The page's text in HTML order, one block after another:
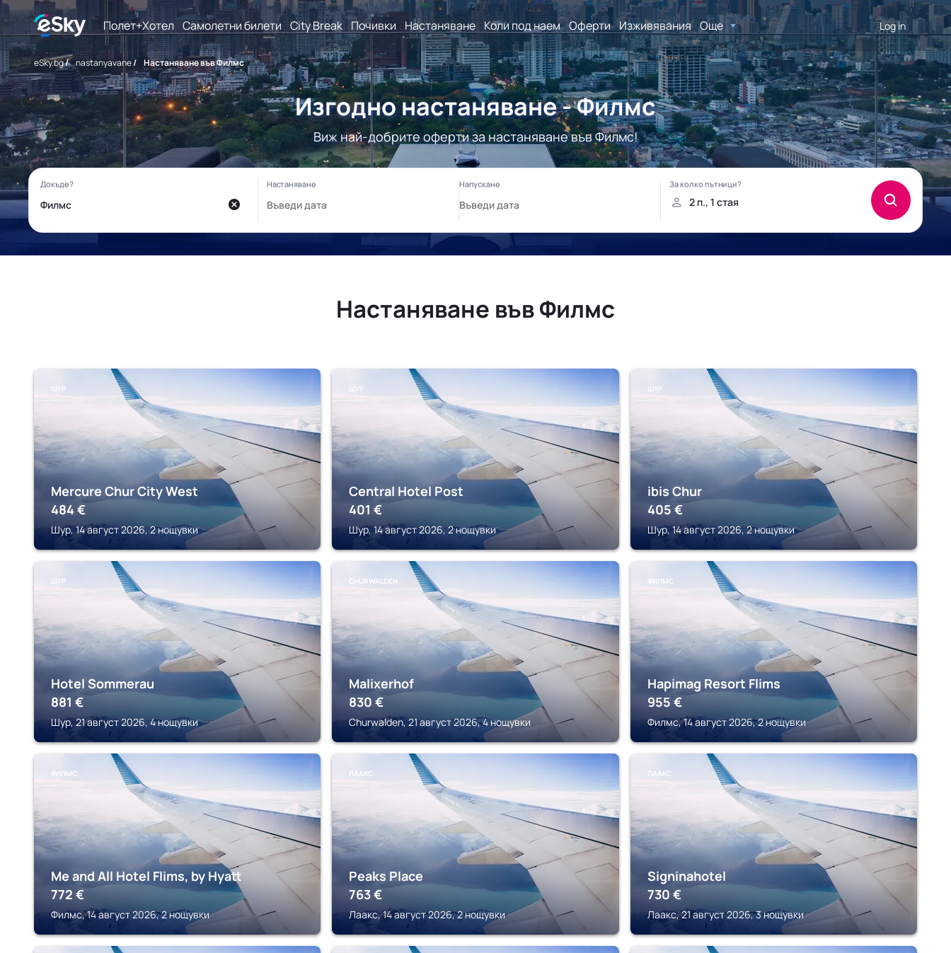
Полет+Хотел Самолетни билети City Break Почивки Настаняване Коли под наем Оферти Изживявания Още Log in
eSky.bg/ nastanyavane/ Настаняване във Филмс
Изгодно настаняване - Филмс
Виж най-добрите оферти за настаняване във Филмс!
Настаняване във Филмс
ШУР
Mercure Chur City West
484 €
Шур, 14 август 2026, 2 нощувки
ШУР
Central Hotel Post
401 €
Шур, 14 август 2026, 2 нощувки
ШУР
ibis Chur
405 €
Шур, 14 август 2026, 2 нощувки
ШУР
Hotel Sommerau
881 €
Шур, 21 август 2026, 4 нощувки
CHURWALDEN
Malixerhof
830 €
Churwalden, 21 август 2026, 4 нощувки
ФИЛМС
Hapimag Resort Flims
955 €
Филмс, 14 август 2026, 2 нощувки
ФИЛМС
Me and All Hotel Flims, by Hyatt
772 €
Филмс, 14 август 2026, 2 нощувки
ЛААКС
Peaks Place
763€
Лаакс, 14 август 2026, 2 нощувки
ЛААКС
Signinahotel
730 €
Лаакс, 21 август 2026, 3 нощувки